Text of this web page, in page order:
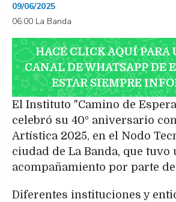
09/06/2025
06:00 La Banda
HACÉ CLICK AQUÍ PARA
CANAL DE WHATSAPP DE
ESTAR SIEMPRE
El Instituto "Camino de
celebró su 40º aniversario
Artística 2025, en el Nodo
ciudad de La Banda, que tuvo
acompañamiento por parte
Diferentes instituciones y